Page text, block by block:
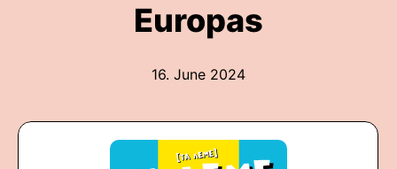
Europas
16. June 2024